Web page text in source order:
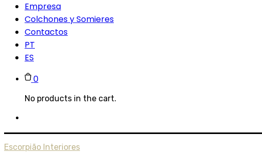
Empresa
Colchones y Somieres
Contactos
PT
ES
0
No products in the cart.
Escorpião Interiores